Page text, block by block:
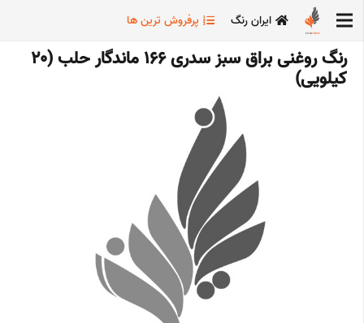
ایران رنگ پرفروش ترین ها
رنگ روغنی براق سبز سدری 166 ماندگار حلب (20
کیلویی)